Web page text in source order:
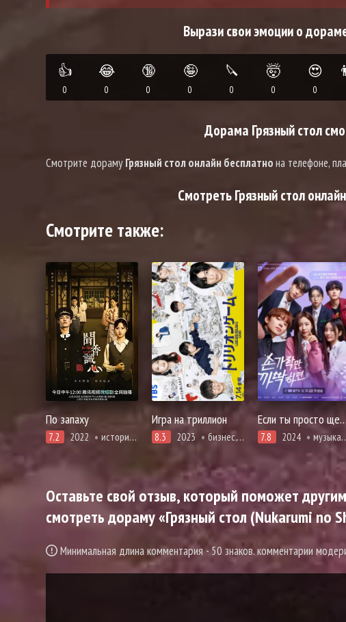
Вырази свои эмоции о
👍
0
😂
0
🔞
0
🤪
0
🔪
0
🤯
0
😍
0
Дорама Грязный стол
Смотрите дорамуГрязный стол онлайн бесплатнона телефоне,
Смотреть Грязный стол
Смотрите также:
По запаху
7.2 2022 история, мистика, романтика, про призраков, демонов и сверхъестественное, смерть
Игра на триллион
8.3 2023 бизнес, драма, броманс
Если ты просто
7.8 2024 музыкальные, про молодость и любовь, романтика
Оставьте свой отзыв, который поможет
смотреть дораму «Грязный стол (Nukarumi no
Минимальная длина комментария - 50 знаков. комментарии